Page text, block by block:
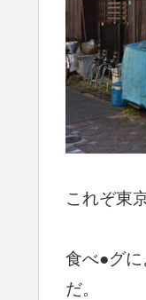
これぞ東
食べ●グ
だ。